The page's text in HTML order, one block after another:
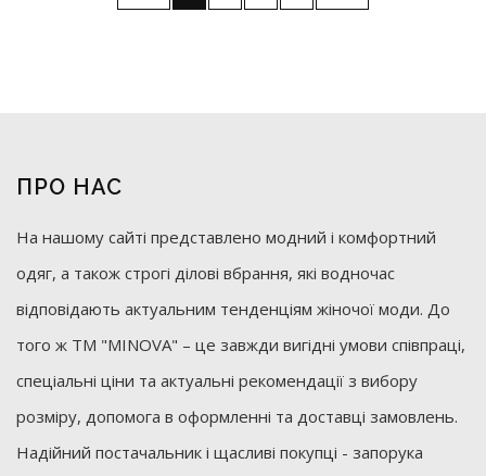
ПРО НАС
На нашому сайті представлено модний і комфортний
одяг, а також строгі ділові вбрання, які водночас
відповідають актуальним тенденціям жіночої моди. До
того ж ТМ "MINOVA" – це завжди вигідні умови співпраці,
спеціальні ціни та актуальні рекомендації з вибору
розміру, допомога в оформленні та доставці замовлень.
Надійний постачальник і щасливі покупці - запорука